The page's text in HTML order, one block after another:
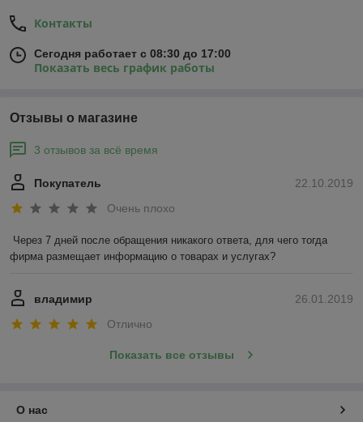
Контакты
Сегодня работает с 08:30 до 17:00
Показать весь график работы
Отзывы о магазине
3 отзывов за всё время
22.10.2019
Покупатель
Очень плохо
Через 7 дней после обращения никакого ответа, для чего тогда
фирма размещает информацию о товарах и услугах?
26.01.2019
владимир
Отлично
Показать все отзывы
О нас